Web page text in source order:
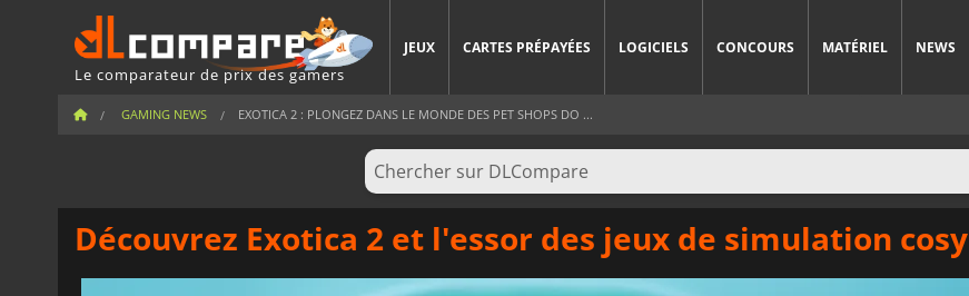
Le comparateur de prix des gamers
JEUX CARTES PRÉPAYÉES LOGICIELS CONCOURS MATÉRIEL NEWS
GAMING NEWS EXOTICA 2 : PLONGEZ DANS LE MONDE DES PET SHOPS DO ...
Découvrez Exotica 2 et l'essor des jeux de simulation cosy